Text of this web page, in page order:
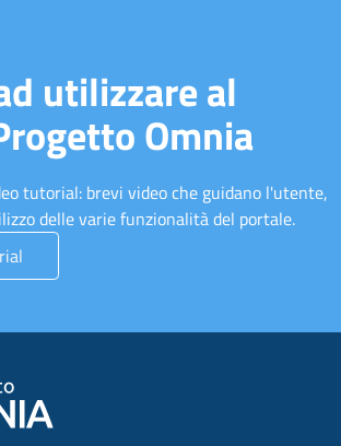
utilizzare al
Omnia
tutorial: brevi video che guidano l'utente,
delle varie funzionalità del portale.